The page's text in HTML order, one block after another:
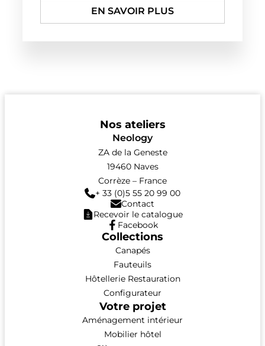
EN SAVOIR PLUS
Nos ateliers
Neology
ZA de la Geneste
19460 Naves
Corrèze – France
+ 33 (0)5 55 20 99 00
Contact
Recevoir le catalogue
Facebook
Collections
Canapés
Fauteuils
Hôtellerie Restauration
Configurateur
Votre projet
Aménagement intérieur
Mobilier hôtel